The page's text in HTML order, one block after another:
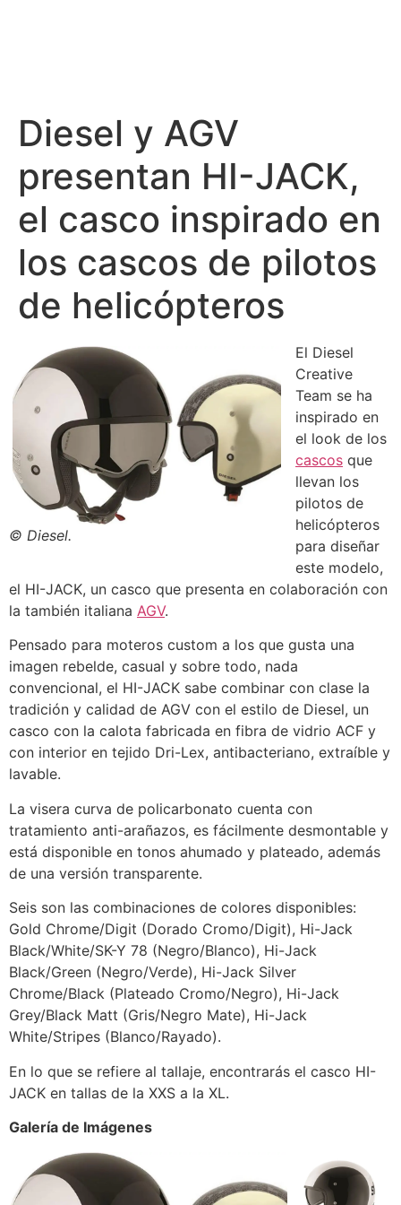
Diesel y AGV
presentan HI-JACK,
el casco inspirado en
los cascos de pilotos
de helicópteros
© Diesel.
El Diesel
Creative
Team se ha
inspirado en
el look de los
cascos que
llevan los
pilotos de
helicópteros
para diseñar
este modelo,
el HI-JACK, un casco que presenta en colaboración con
la también italiana AGV.
Pensado para moteros custom a los que gusta una
imagen rebelde, casual y sobre todo, nada
convencional, el HI-JACK sabe combinar con clase la
tradición y calidad de AGV con el estilo de Diesel, un
casco con la calota fabricada en fibra de vidrio ACF y
con interior en tejido Dri-Lex, antibacteriano, extraíble y
lavable.
La visera curva de policarbonato cuenta con
tratamiento anti-arañazos, es fácilmente desmontable y
está disponible en tonos ahumado y plateado, además
de una versión transparente.
Seis son las combinaciones de colores disponibles:
Gold Chrome/Digit (Dorado Cromo/Digit), Hi-Jack
Black/White/SK-Y 78 (Negro/Blanco), Hi-Jack
Black/Green (Negro/Verde), Hi-Jack Silver
Chrome/Black (Plateado Cromo/Negro), Hi-Jack
Grey/Black Matt (Gris/Negro Mate), Hi-Jack
White/Stripes (Blanco/Rayado).
En lo que se refiere al tallaje, encontrarás el casco HI-
JACK en tallas de la XXS a la XL.
Galería de Imágenes